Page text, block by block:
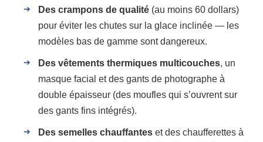
Des crampons de qualité (au moins 60 dollars)
pour éviter les chutes sur la glace inclinée — les
modèles bas de gamme sont dangereux.
Des vêtements thermiques multicouches, un
masque facial et des gants de photographe à
double épaisseur (des moufles qui s’ouvrent sur
des gants fins intégrés).
Des semelles chauffantes et des chaufferettes à